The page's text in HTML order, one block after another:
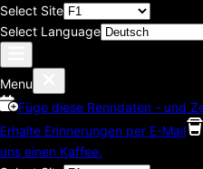
Select Site
Select Language
Menu
Füge diese Renndaten - und
Erhalte Erinnerungen per E-Mail
uns einen Kaffee.